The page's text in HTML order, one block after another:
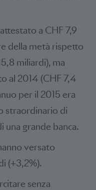
a CHF 7,9
della metà rispetto
miliardi), ma
al 2014 (CHF 7,4
per il 2015 era
straordinario di
grande banca.
versato
(+3,2%).
senza